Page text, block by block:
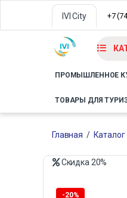
IVI City +7
ПРОМЫШЛЕННОЕ
ТОВАРЫ ДЛЯ
Главная / Каталог
Скидка 20%
-20%